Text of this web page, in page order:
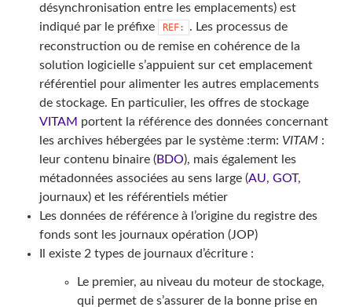
désynchronisation entre les emplacements) est
indiqué par le préfixe
REF:
. Les processus de
reconstruction ou de remise en cohérence de la
solution logicielle s’appuient sur cet emplacement
référentiel pour alimenter les autres emplacements
de stockage. En particulier, les offres de stockage
VITAM portent la référence des données concernant
les archives hébergées par le système :term: VITAM:
leur contenu binaire (BDO), mais également les
métadonnées associées au sens large (AU, GOT,
journaux) et les référentiels métier
Les données de référence à l’origine du registre des
fonds sont les journaux opération (JOP)
Il existe 2 types de journaux d’écriture :
Le premier, au niveau du moteur de stockage,
qui permet de s’assurer de la bonne prise en